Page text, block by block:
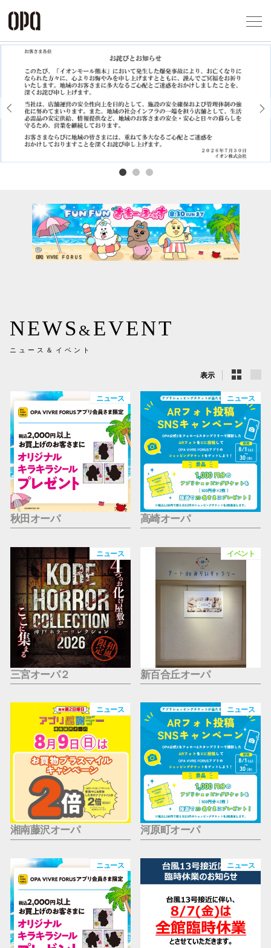
Previous
NEWS & EVENT
ニュース＆イベント
表示
ニュース
秋田オーパ
ニュース
高崎オーパ
ニュース
三宮オーパ２
イベント
新百合丘オーパ
ニュース
湘南藤沢オーパ
ニュース
河原町オーパ
ニュース ニュース
企業情報
お問い合わせ
プライバシ
ソーシャル
横浜ビ